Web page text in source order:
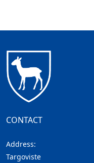
CONTACT
Address:
Targoviste